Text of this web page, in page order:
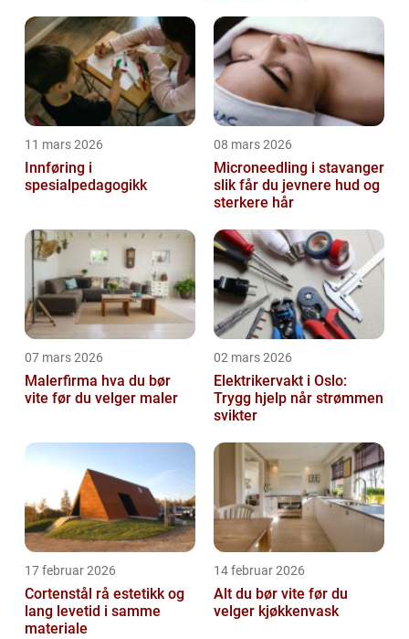
11 mars 2026
Innføring i
spesialpedagogikk
08 mars 2026
Microneedling i stavanger
slik får du jevnere hud og
sterkere hår
07 mars 2026
Malerfirma hva du bør
vite før du velger maler
02 mars 2026
Elektrikervakt i Oslo:
Trygg hjelp når strømmen
svikter
17 februar 2026
Cortenstål rå estetikk og
lang levetid i samme
materiale
14 februar 2026
Alt du bør vite før du
velger kjøkkenvask